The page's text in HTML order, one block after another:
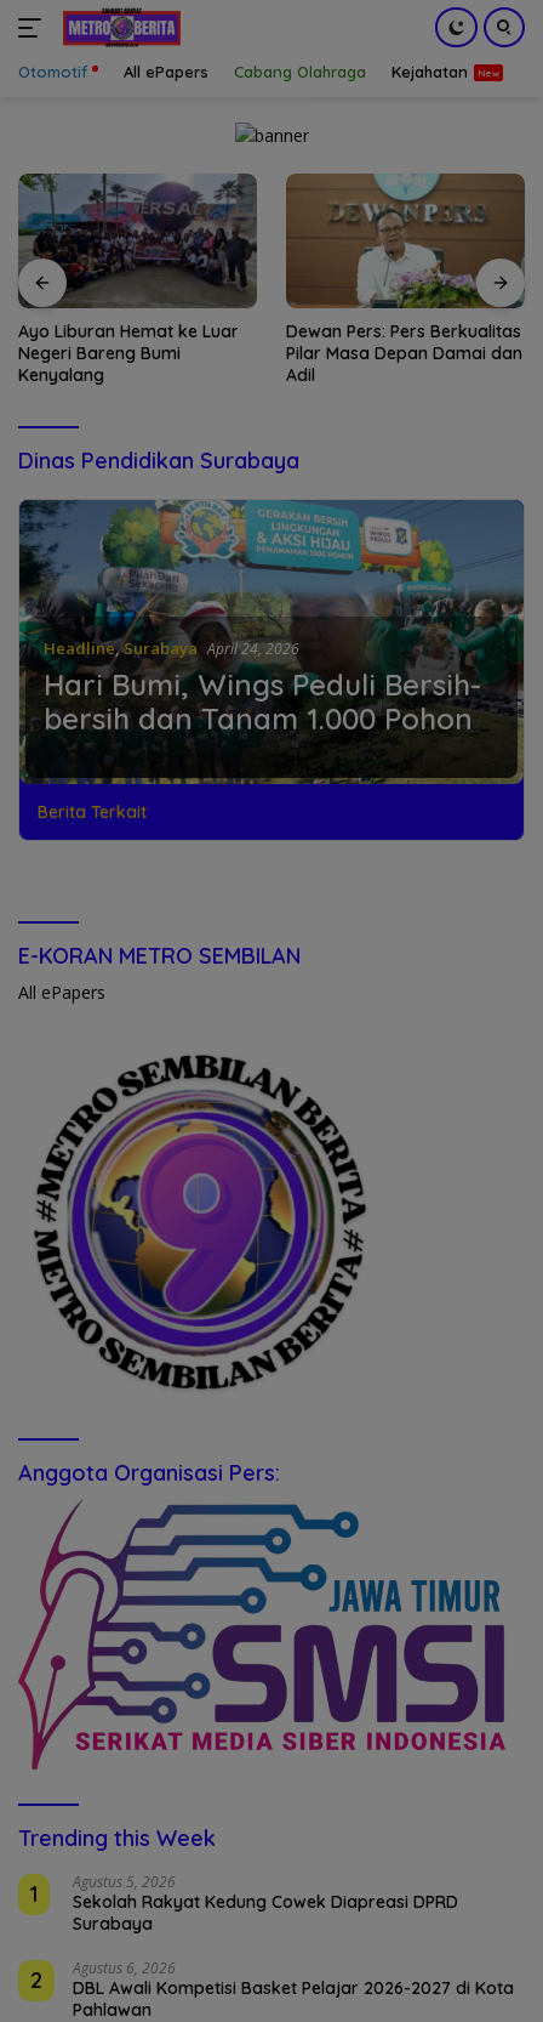
Otomotif All ePapers Cabang Olahraga Kejahatan
Ayo Liburan Hemat ke Luar
Negeri Bareng Bumi
Kenyalang
Dewan Pers: Pers Berkualitas
Pilar Masa Depan Damai dan
Adil
Dinas Pendidikan Surabaya
Headline,Surabaya April 24, 2026
Hari Bumi, Wings Peduli Bersih-
bersih dan Tanam 1.000 Pohon
Berita Terkait
E-KORAN METRO SEMBILAN
All ePapers
Anggota Organisasi Pers:
Trending this Week
1
Agustus 5, 2026
Sekolah Rakyat Kedung Cowek Diapreasi DPRD
Surabaya
2 Agustus 6, 2026
DBL Awali Kompetisi Basket Pelajar 2026-2027 di Kota
Pahlawan